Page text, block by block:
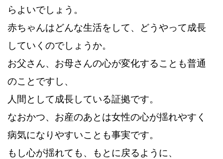
らよいでしょう。
赤ちゃんはどんな生活をして、どうやって成長
していくのでしょうか。
お父さん、お母さんの心が変化することも普通
のことですし、
人間として成長している証拠です。
なおかつ、お産のあとは女性の心が揺れやすく
病気になりやすいことも事実です。
もし心が揺れても、もとに戻るように、